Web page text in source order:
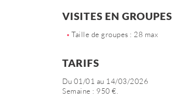
VISITES EN GROUPES
Taille de groupes : 28 max
TARIFS
Du 01/01 au 14/03/2026
Semaine : 950 €.